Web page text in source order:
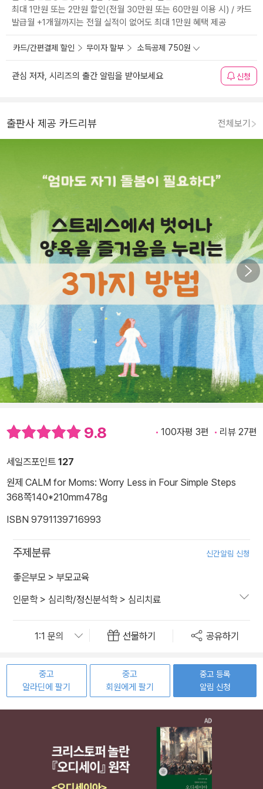
최대 1만원 또는 2만원 할인(전월 30만원 또는 60만원 이용 시) / 카드
발급월 +1개월까지는 전월 실적이 없어도 최대 1만원 혜택 제공
카드/간편결제 할인 무이자 할부 소득공제 750원
관심 저자, 시리즈의 출간 알림을 받아보세요 신청
출판사 제공 카드리뷰 전체보기
9.8 100자평 3편 리뷰 27편
세일즈포인트 127
원제 CALM for Moms: Worry Less in Four Simple Steps
368쪽140*210mm478g
ISBN 9791139716993
주제분류 신간알림 신청
좋은부모 > 부모교육
인문학> 심리학/정신분석학> 심리치료
선물하기 공유하기
중고
알라딘에 팔기
중고
회원에게 팔기
중고 등록
알림 신청